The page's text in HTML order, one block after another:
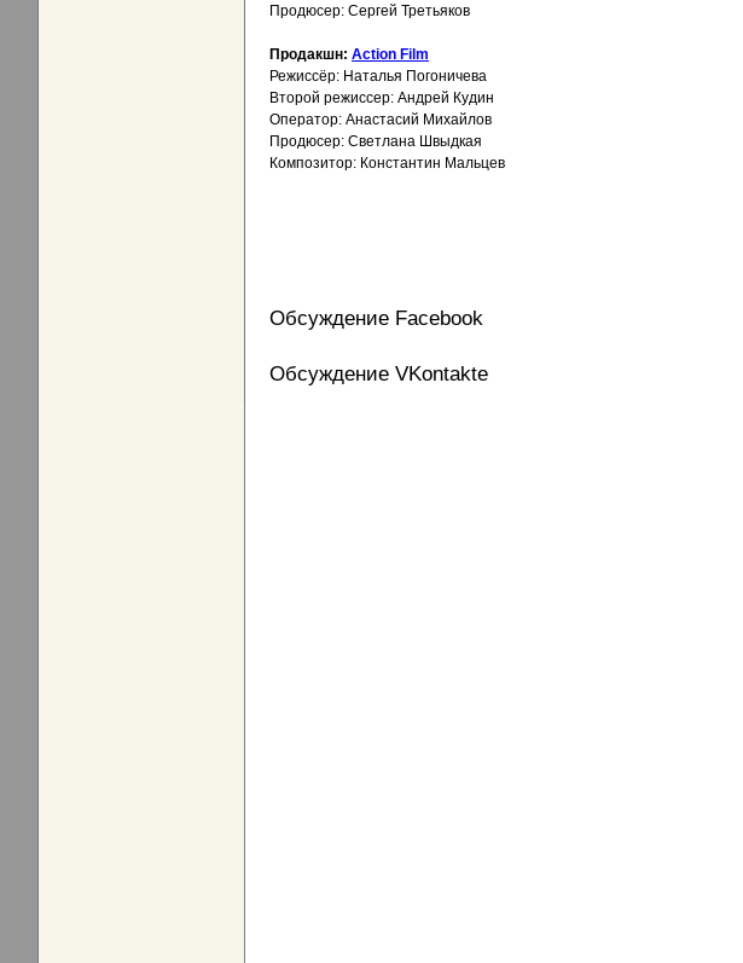
Продюсер: Сергей Третьяков
Продакшн: Action Film
Режиссёр: Наталья Погоничева
Второй режиссер: Андрей Кудин
Оператор: Анастасий Михайлов
Продюсер: Светлана Швыдкая
Композитор: Константин Мальцев
Обсуждение Facebook
Обсуждение VKontakte